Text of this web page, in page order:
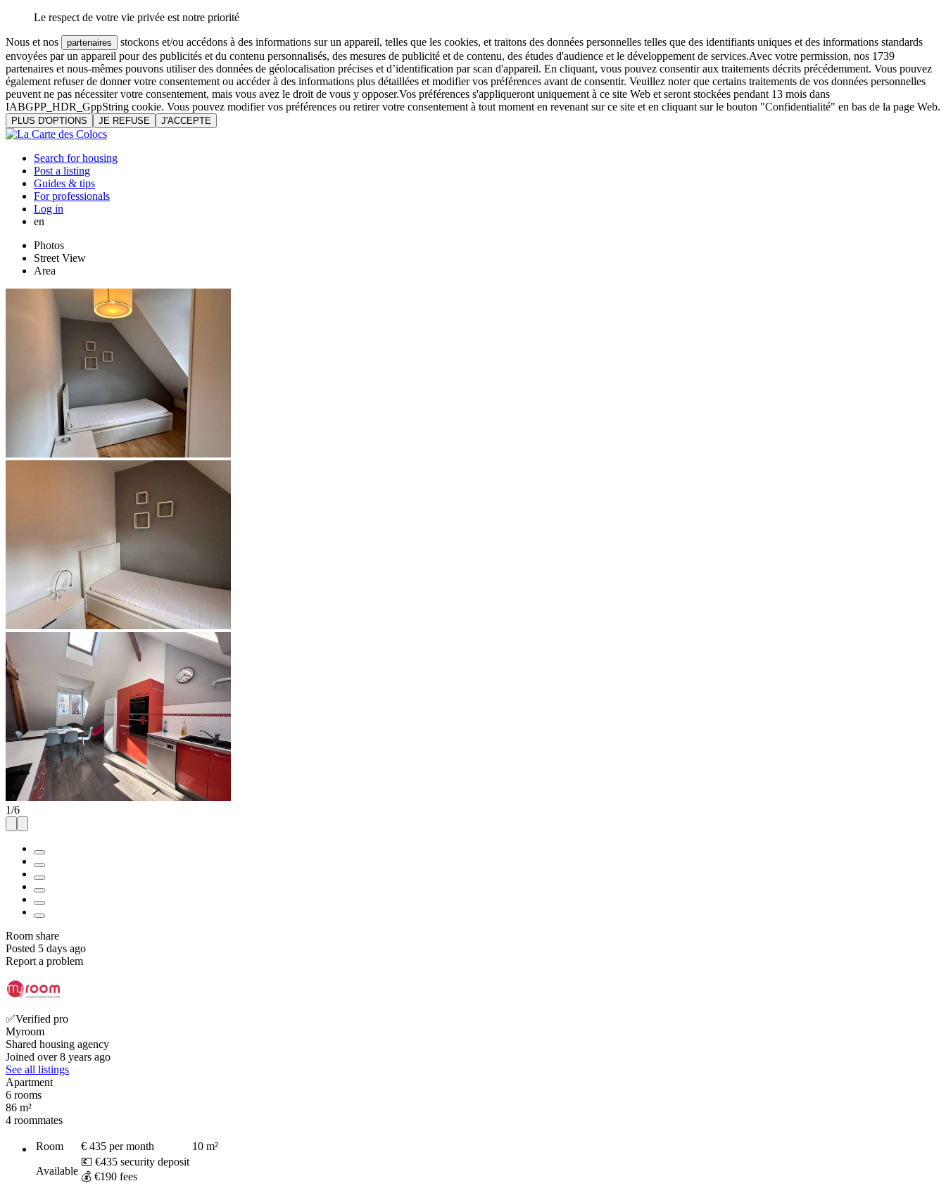
Le respect de votre vie privée est notre priorité
Nous et nos partenaires
stockons et/ou accédons à des informations sur un appareil, telles que les cookies, et traitons des données personnelles telles que des identifiants uniques et des informations standards
envoyées par un appareil pour des publicités et du contenu personnalisés, des mesures de publicité et de contenu, des études d'audience et le développement de services.Avec votre permission, nos 1739
partenaires et nous-mêmes pouvons utiliser des données de géolocalisation précises et d’identification par scan d'appareil. En cliquant, vous pouvez consentir aux traitements décrits précédemment. Vous pouvez
également refuser de donner votre consentement ou accéder à des informations plus détaillées et modifier vos préférences avant de consentir. Veuillez noter que certains traitements de vos données personnelles
peuvent ne pas nécessiter votre consentement, mais vous avez le droit de vous y opposer.Vos préférences s'appliqueront uniquement à ce site Web et seront stockées pendant 13 mois dans
IABGPP_HDR_GppString cookie. Vous pouvez modifier vos préférences ou retirer votre consentement à tout moment en revenant sur ce site et en cliquant sur le bouton "Confidentialité" en bas de la page Web.
PLUS D'OPTIONS JE REFUSE J'ACCEPTE
Search for housing
Post a listing
Guides & tips
For professionals
Log in
en
Photos
Street View
Area
1/6
Room share
Posted 5 days ago
Report a problem
✅Verified pro
Myroom
Shared housing agency
Joined over 8 years ago
See all listings
Apartment
6 rooms
86 m²
4 roommates
Room € 435 per month 10 m²
Available
💶 €435 security deposit
💰 €190 fees